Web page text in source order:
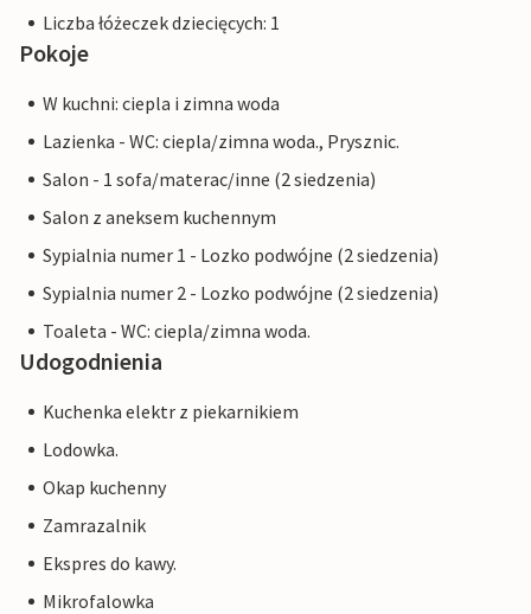
Liczba łóżeczek dziecięcych: 1
Pokoje
W kuchni: ciepla i zimna woda
Lazienka - WC: ciepla/zimna woda., Prysznic.
Salon - 1 sofa/materac/inne (2 siedzenia)
Salon z aneksem kuchennym
Sypialnia numer 1 - Lozko podwójne (2 siedzenia)
Sypialnia numer 2 - Lozko podwójne (2 siedzenia)
Toaleta - WC: ciepla/zimna woda.
Udogodnienia
Kuchenka elektr z piekarnikiem
Lodowka.
Okap kuchenny
Zamrazalnik
Ekspres do kawy.
Mikrofalowka